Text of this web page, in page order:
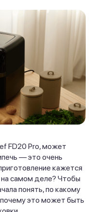
FD20 Pro, может
— это очень
кажется
на самом деле? Чтобы
понять, по какому
это может быть